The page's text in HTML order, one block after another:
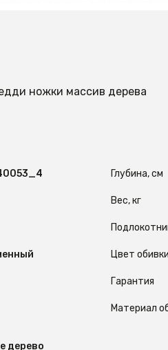
ножки массив дерева
дерево
Глубина, см
Вес, кг
Цвет обивки
Гарантия
Материал